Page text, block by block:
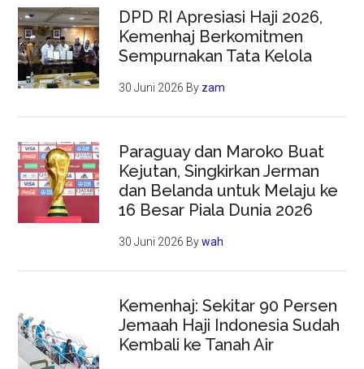
DPD RI Apresiasi Haji 2026,
Kemenhaj Berkomitmen
Sempurnakan Tata Kelola
30 Juni 2026 By zam
Paraguay dan Maroko Buat
Kejutan, Singkirkan Jerman
dan Belanda untuk Melaju ke
16 Besar Piala Dunia 2026
30 Juni 2026 Bywah
Kemenhaj: Sekitar 90 Persen
Jemaah Haji Indonesia Sudah
Kembali ke Tanah Air